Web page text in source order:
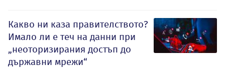
Какво ни каза правителството?
Имало ли е теч на данни при
„неоторизирания достъп до
държавни мрежи“